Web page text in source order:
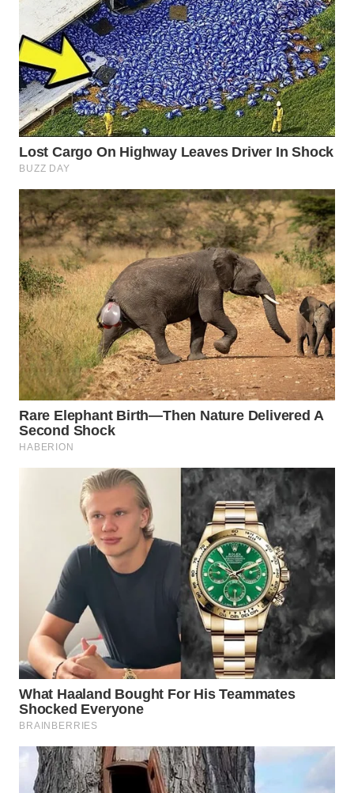
WN
MANDALIKA
WN
LIKUPANG
WN
LABUANBAJO
WN
BORNEO
Wahana
Media
Group
WAHANA
NEWS
WAHANA
TANI
WAHANA
ADVOKAT
WAHANA
INFRASTRUKTUR
WAHANA
KONSUMEN
WAHANA
LISTRIK
WAHANA
TRAVEL
TV